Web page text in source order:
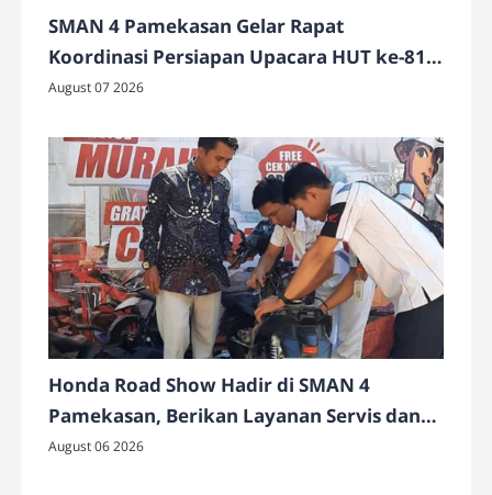
SMAN 4 Pamekasan Gelar Rapat
Koordinasi Persiapan Upacara HUT ke-81
Kemerdekaan RI
August 07 2026
Honda Road Show Hadir di SMAN 4
Pamekasan, Berikan Layanan Servis dan
Cek Motor Gratis
August 06 2026